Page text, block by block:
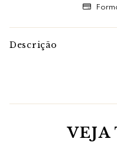
Descrição
O design emelos
Peças com
VEJA